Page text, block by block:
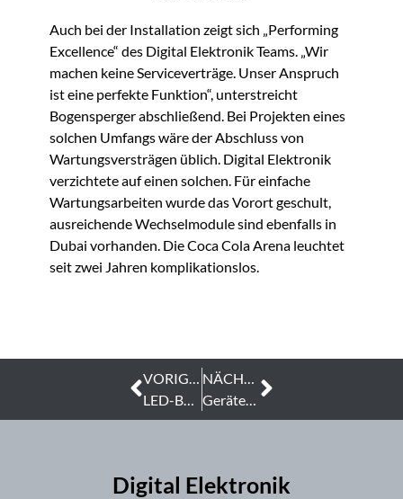
Auch bei der Installation zeigt sich „Performing
Excellence“ des Digital Elektronik Teams. „Wir
machen keine Serviceverträge. Unser Anspruch
ist eine perfekte Funktion“, unterstreicht
Bogensperger abschließend. Bei Projekten eines
solchen Umfangs wäre der Abschluss von
Wartungsversträgen üblich. Digital Elektronik
verzichtete auf einen solchen. Für einfache
Wartungsarbeiten wurde das Vorort geschult,
ausreichende Wechselmodule sind ebenfalls in
Dubai vorhanden. Die Coca Cola Arena leuchtet
seit zwei Jahren komplikationslos.
VORIGER
LED-Beleuchtungs-Technik: Wie Digital Elektronik die Coca Cola Arena zum Leuchten bringt
NÄCHSTER
Gerätefertigung: Led-Leuchte Dubai Arena
Digital Elektronik